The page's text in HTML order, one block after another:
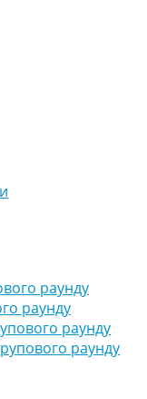
раунду
раунду
раунду
раунду